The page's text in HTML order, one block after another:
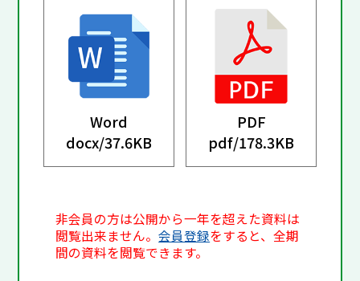
Word
docx/37.6KB
PDF
pdf/178.3KB
非会員の方は公開から一年を超えた資料は
閲覧出来ません。会員登録をすると、全期
間の資料を閲覧できます。